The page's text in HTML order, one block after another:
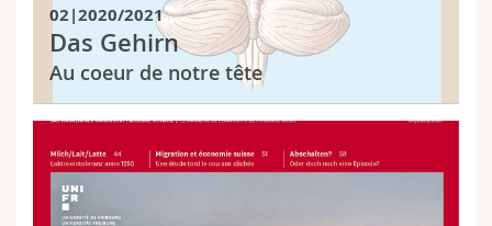
02|2020/2021
Das Gehirn
Au coeur de notre tête